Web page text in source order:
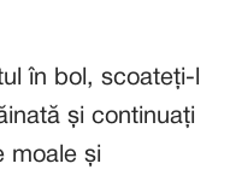
în bol, scoateți-l
și continuați
moale și